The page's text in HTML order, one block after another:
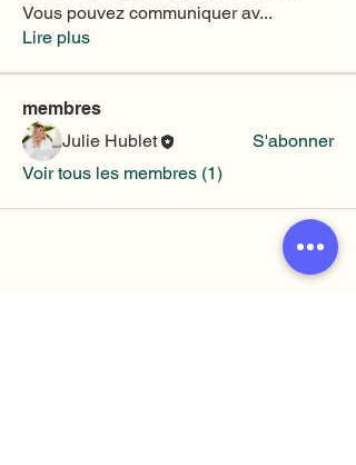
Vous pouvez communiquer av...
Lire plus
membres
Julie Hublet
S'abonner
Voir tous les membres (1)